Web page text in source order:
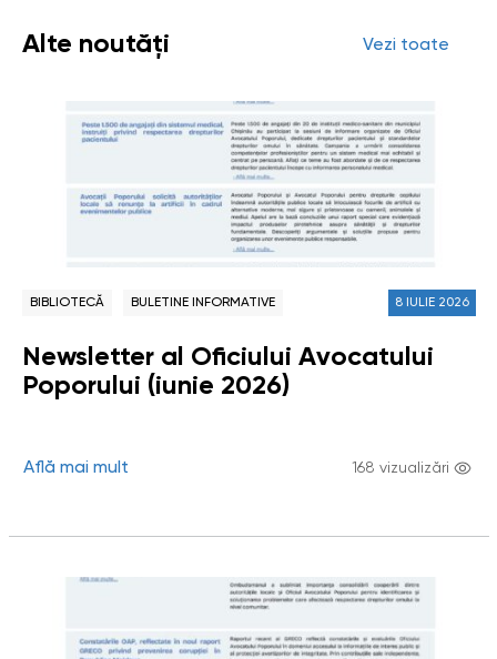
Alte noutăți Vezi toate
BIBLIOTECĂ BULETINE INFORMATIVE 8 IULIE 2026
Newsletter al Oficiului Avocatului
Poporului (iunie 2026)
Află mai mult 168 vizualizări